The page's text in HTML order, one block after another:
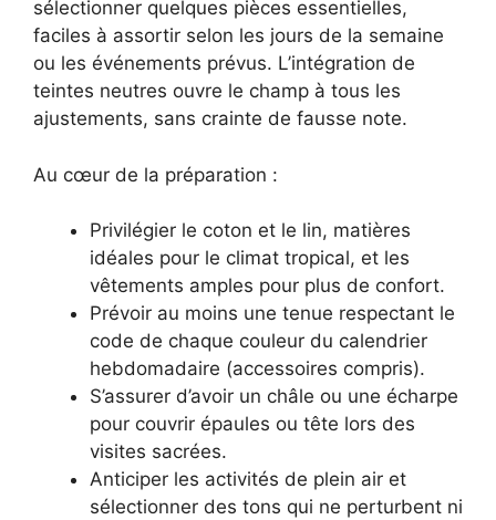
sélectionner quelques pièces essentielles,
faciles à assortir selon les jours de la semaine
ou les événements prévus. L’intégration de
teintes neutres ouvre le champ à tous les
ajustements, sans crainte de fausse note.
Au cœur de la préparation :
Privilégier le coton et le lin, matières
idéales pour le climat tropical, et les
vêtements amples pour plus de confort.
Prévoir au moins une tenue respectant le
code de chaque couleur du calendrier
hebdomadaire (accessoires compris).
S’assurer d’avoir un châle ou une écharpe
pour couvrir épaules ou tête lors des
visites sacrées.
Anticiper les activités de plein air et
sélectionner des tons qui ne perturbent ni